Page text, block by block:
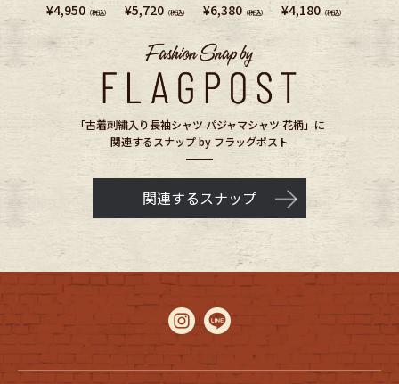
¥4,950 （税込） ¥5,720 （税込） ¥6,380 （税込） ¥4,180 （税込）
「古着刺繍入り長袖シャツ パジャマシャツ 花柄」に
関連するスナップ by フラッグポスト
関連するスナップ